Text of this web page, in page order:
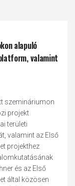
alapuló
valamint
szemináriumon
projekt
területi
valamint az Első
projekthez
és az Első
által közösen